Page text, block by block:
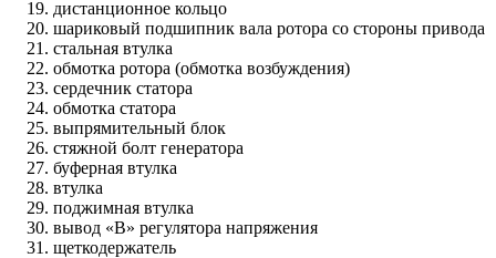
дистанционное кольцо
шариковый подшипник вала ротора со стороны привода
стальная втулка
обмотка ротора (обмотка возбуждения)
сердечник статора
обмотка статора
выпрямительный блок
стяжной болт генератора
буферная втулка
втулка
поджимная втулка
вывод «В» регулятора напряжения
щеткодержатель